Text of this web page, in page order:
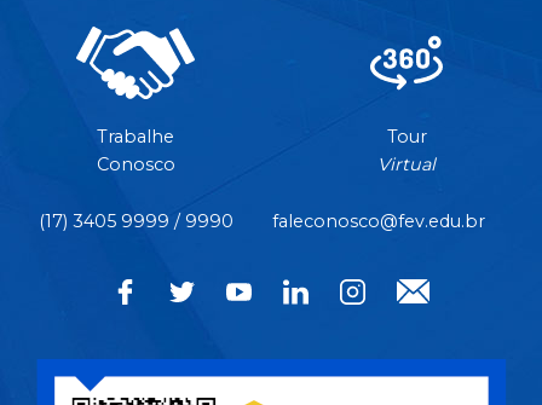
Trabalhe
Conosco
Tour
Virtual
(17) 3405 9999 / 9990 faleconosco@fev.edu.br